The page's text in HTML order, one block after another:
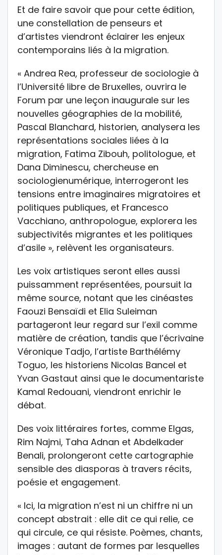
Et de faire savoir que pour cette édition,
une constellation de penseurs et
d’artistes viendront éclairer les enjeux
contemporains liés à la migration.
« Andrea Rea, professeur de sociologie à
l’Université libre de Bruxelles, ouvrira le
Forum par une leçon inaugurale sur les
nouvelles géographies de la mobilité,
Pascal Blanchard, historien, analysera les
représentations sociales liées à la
migration, Fatima Zibouh, politologue, et
Dana Diminescu, chercheuse en
sociologienumérique, interrogeront les
tensions entre imaginaires migratoires et
politiques publiques, et Francesco
Vacchiano, anthropologue, explorera les
subjectivités migrantes et les politiques
d’asile », relèvent les organisateurs.
Les voix artistiques seront elles aussi
puissamment représentées, poursuit la
même source, notant que les cinéastes
Faouzi Bensaïdi et Elia Suleiman
partageront leur regard sur l’exil comme
matière de création, tandis que l’écrivaine
Véronique Tadjo, l’artiste Barthélémy
Toguo, les historiens Nicolas Bancel et
Yvan Gastaut ainsi que le documentariste
Kamal Redouani, viendront enrichir le
débat.
Des voix littéraires fortes, comme Elgas,
Rim Najmi, Taha Adnan et Abdelkader
Benali, prolongeront cette cartographie
sensible des diasporas à travers récits,
poésie et engagement.
« Ici, la migration n’est ni un chiffre ni un
concept abstrait : elle dit ce qui relie, ce
qui circule, ce qui résiste. Poèmes, chants,
images : autant de formes par lesquelles